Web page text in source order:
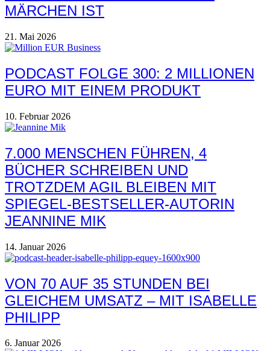
MÄRCHEN IST
21. Mai 2026
PODCAST FOLGE 300: 2 MILLIONEN
EURO MIT EINEM PRODUKT
10. Februar 2026
7.000 MENSCHEN FÜHREN, 4
BÜCHER SCHREIBEN UND
TROTZDEM AGIL BLEIBEN MIT
SPIEGEL-BESTSELLER-AUTORIN
JEANNINE MIK
14. Januar 2026
VON 70 AUF 35 STUNDEN BEI
GLEICHEM UMSATZ – MIT ISABELLE
PHILIPP
6. Januar 2026